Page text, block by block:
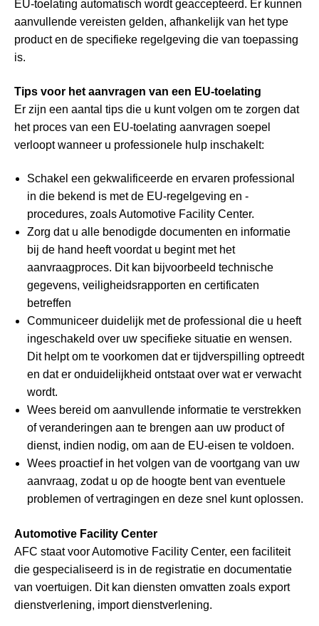
EU-toelating automatisch wordt geaccepteerd. Er kunnen
aanvullende vereisten gelden, afhankelijk van het type
product en de specifieke regelgeving die van toepassing
is.
Tips voor het aanvragen van een EU-toelating
Er zijn een aantal tips die u kunt volgen om te zorgen dat
het proces van een EU-toelating aanvragen soepel
verloopt wanneer u professionele hulp inschakelt:
Schakel een gekwalificeerde en ervaren professional
in die bekend is met de EU-regelgeving en -
procedures, zoals Automotive Facility Center.
Zorg dat u alle benodigde documenten en informatie
bij de hand heeft voordat u begint met het
aanvraagproces. Dit kan bijvoorbeeld technische
gegevens, veiligheidsrapporten en certificaten
betreffen
Communiceer duidelijk met de professional die u heeft
ingeschakeld over uw specifieke situatie en wensen.
Dit helpt om te voorkomen dat er tijdverspilling optreedt
en dat er onduidelijkheid ontstaat over wat er verwacht
wordt.
Wees bereid om aanvullende informatie te verstrekken
of veranderingen aan te brengen aan uw product of
dienst, indien nodig, om aan de EU-eisen te voldoen.
Wees proactief in het volgen van de voortgang van uw
aanvraag, zodat u op de hoogte bent van eventuele
problemen of vertragingen en deze snel kunt oplossen.
Automotive Facility Center
AFC staat voor Automotive Facility Center, een faciliteit
die gespecialiseerd is in de registratie en documentatie
van voertuigen. Dit kan diensten omvatten zoals export
dienstverlening, import dienstverlening.